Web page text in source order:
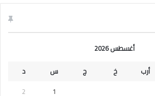
أغسطس 2026
أرب خ ج س
د
1
2